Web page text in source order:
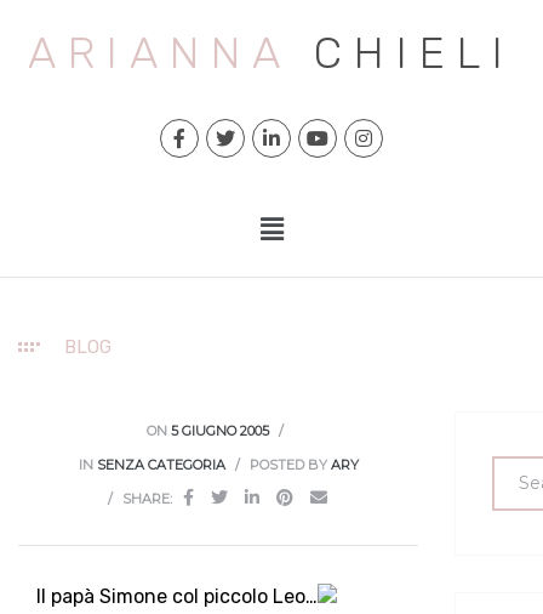
ARIANNA CHIELI
BLOG
ON 5 GIUGNO 2005
IN SENZA CATEGORIA POSTED BY ARY
SHARE:
Il papà Simone col piccolo Leo…